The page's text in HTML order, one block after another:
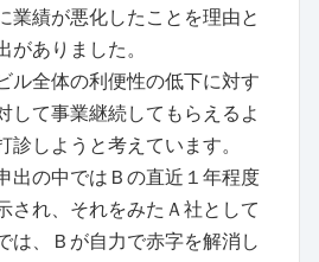
業績が悪化したことを理由と
がありました。
ル全体の利便性の低下に対す
して事業継続してもらえるよ
診しようと考えています。
出の中ではＢの直近１年程度
され、それをみたＡ社として
は、Ｂが自力で赤字を解消し